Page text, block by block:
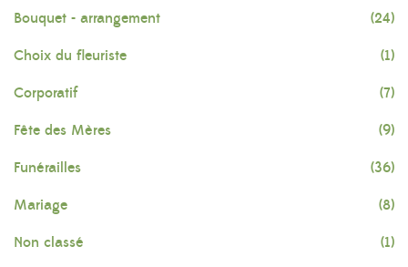
Bouquet - arrangement (24)
Choix du fleuriste (1)
Corporatif (7)
Fête des Mères (9)
Funérailles (36)
Mariage (8)
Non classé (1)